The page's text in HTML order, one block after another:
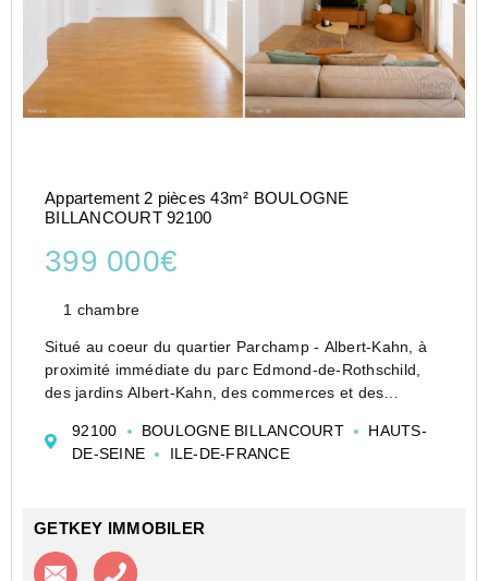
Appartement 2 pièces 43m² BOULOGNE
BILLANCOURT 92100
399 000€
1 chambre
Situé au coeur du quartier Parchamp - Albert-Kahn, à
proximité immédiate du parc Edmond-de-Rothschild,
des jardins Albert-Kahn, des commerces et des
situé au 1er étage avec ascenseur d'une résidence r...
92100 BOULOGNE BILLANCOURT
HAUTS-
DE-SEINE
ILE-DE-FRANCE
GETKEY IMMOBILER
Contacter l'agence